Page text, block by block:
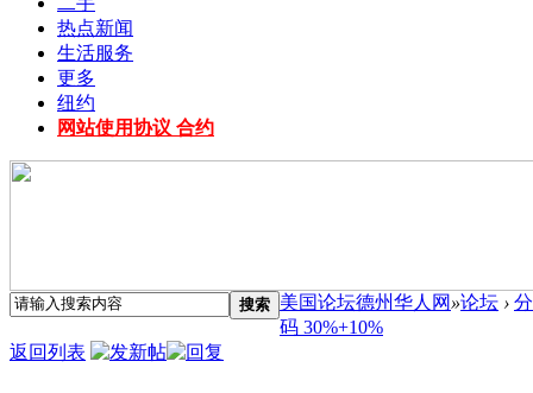
热点新闻
生活服务
更多
纽约
网站使用协议 合约
搜索 美国论坛德州华人网 »论坛 ›
码 30%+10%
返回列表